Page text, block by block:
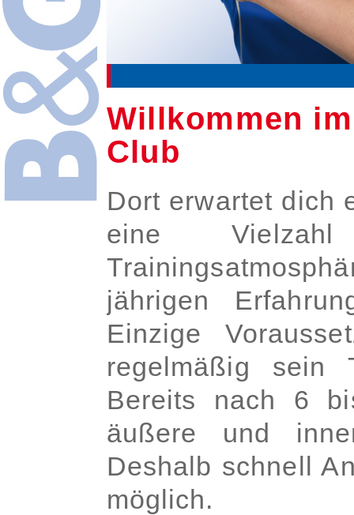
Willkommen
Club
Dort erwartet dich
eine Vielzahl
jährigen
Einzige
regelmäßig sein
Bereits nach 6
äußere und
Deshalb schnell
möglich.